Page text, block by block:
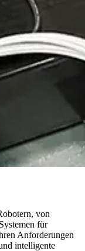
von
für
Anforderungen
intelligente